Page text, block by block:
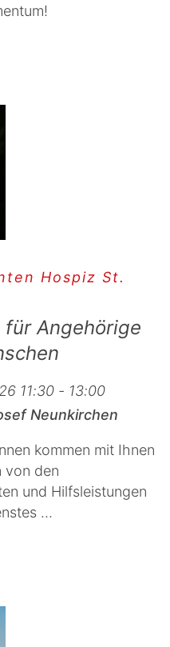
Hospiz St.
Angehörige
11:30 - 13:00
Neunkirchen
kommen mit Ihnen
von den
und Hilfsleistungen
...